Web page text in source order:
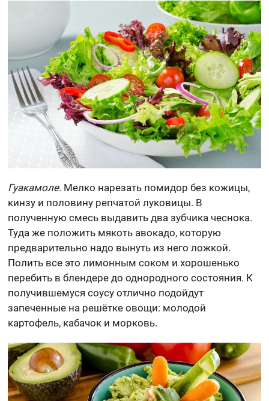
Гуакамоле. Мелко нарезать помидор без кожицы,
кинзу и половину репчатой луковицы. В
полученную смесь выдавить два зубчика чеснока.
Туда же положить мякоть авокадо, которую
предварительно надо вынуть из него ложкой.
Полить все это лимонным соком и хорошенько
перебить в блендере до однородного состояния. К
получившемуся соусу отлично подойдут
запеченные на решётке овощи: молодой
картофель, кабачок и морковь.